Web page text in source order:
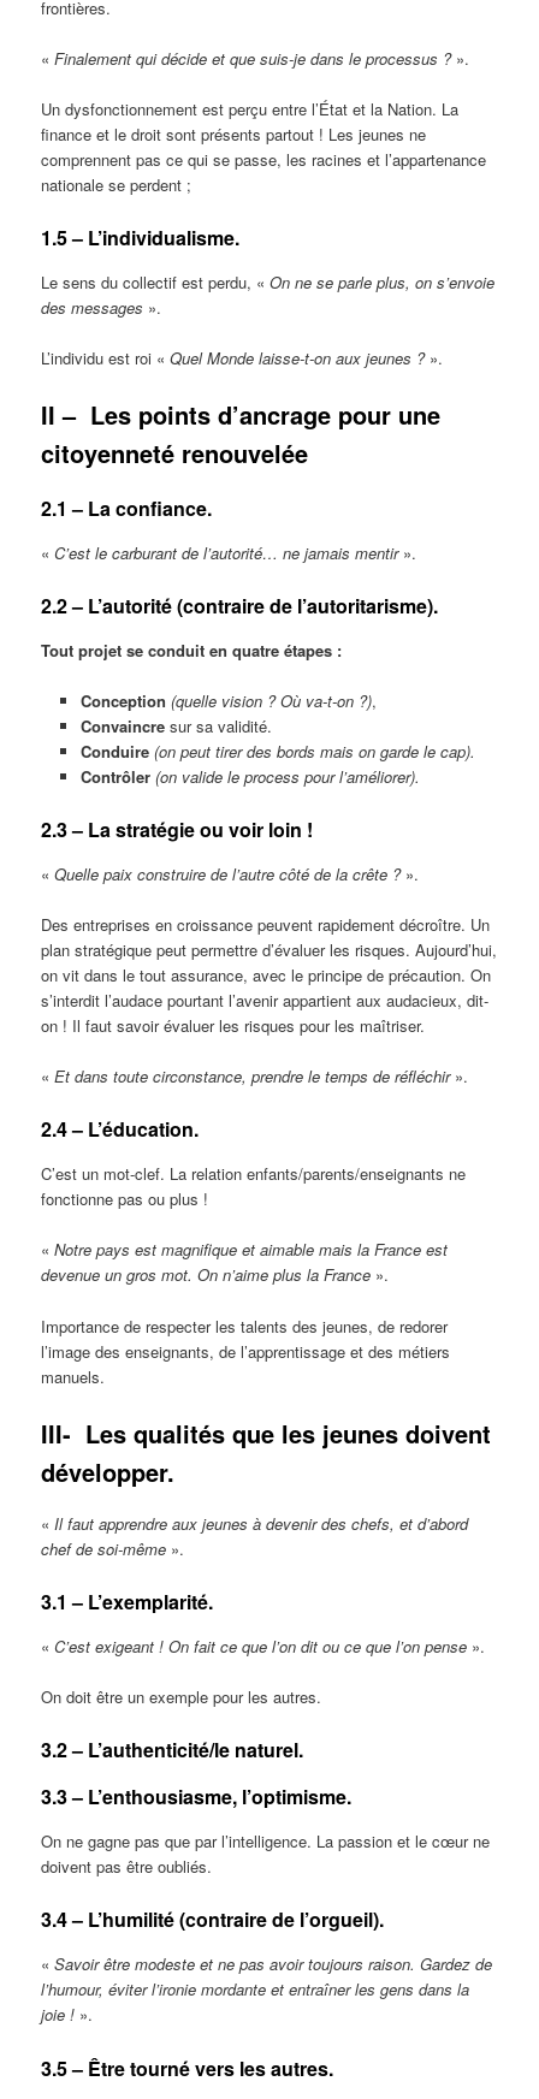
frontières.
«Finalement qui décide et que suis-je dans le processus ?».
Un dysfonctionnement est perçu entre l’État et la Nation. La
finance et le droit sont présents partout ! Les jeunes ne
comprennent pas ce qui se passe, les racines et l’appartenance
nationale se perdent ;
1.5 – L’individualisme.
Le sens du collectif est perdu, «On ne se parle plus, on s’envoie
des messages ».
L’individu est roi «Quel Monde laisse-t-on aux jeunes ?».
II – Les points d’ancrage pour une
citoyenneté renouvelée
2.1 – La confiance.
«C’est le carburant de l’autorité… ne jamais mentir».
2.2 – L’autorité (contraire de l’autoritarisme).
Tout projet se conduit en quatre étapes :
Conception (quelle vision ? Où va-t-on ?),
Convaincresur sa validité.
Conduire (on peut tirer des bords mais on garde le cap).
Contrôler (on valide le process pour l’améliorer).
2.3 – La stratégie ou voir loin !
«Quelle paix construire de l’autre côté de la crête ? ».
Des entreprises en croissance peuvent rapidement décroître. Un
plan stratégique peut permettre d’évaluer les risques. Aujourd’hui,
on vit dans le tout assurance, avec le principe de précaution. On
s’interdit l’audace pourtant l’avenir appartient aux audacieux, dit-
on ! Il faut savoir évaluer les risques pour les maîtriser.
«Et dans toute circonstance, prendre le temps de réfléchir».
2.4 – L’éducation.
C’est un mot-clef. La relation enfants/parents/enseignants ne
fonctionne pas ou plus !
«Notre pays est magnifique et aimable mais la France est
devenue un gros mot. On n’aime plus la France ».
Importance de respecter les talents des jeunes, de redorer
l’image des enseignants, de l’apprentissage et des métiers
manuels.
III- Les qualités que les jeunes doivent
développer.
«Il faut apprendre aux jeunes à devenir des chefs, et d’abord
chef de soi-même ».
3.1 – L’exemplarité.
«C’est exigeant ! On fait ce que l’on dit ou ce que l’on pense ».
On doit être un exemple pour les autres.
3.2 – L’authenticité/le naturel.
3.3 – L’enthousiasme, l’optimisme.
On ne gagne pas que par l’intelligence. La passion et le cœur ne
doivent pas être oubliés.
3.4 – L’humilité (contraire de l’orgueil).
«Savoir être modeste et ne pas avoir toujours raison. Gardez de
l’humour, éviter l’ironie mordante et entraîner les gens dans la
joie ! ».
3.5 – Être tourné vers les autres.